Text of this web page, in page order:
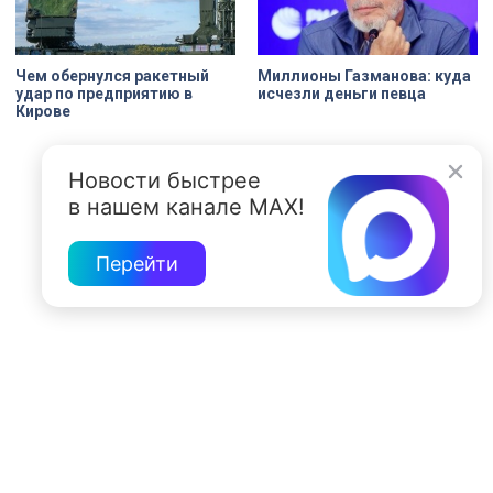
Чем обернулся ракетный
удар по предприятию в
Кирове
Миллионы Газманова: куда
исчезли деньги певца
Новости быстрее
в нашем канале MAX!
Перейти